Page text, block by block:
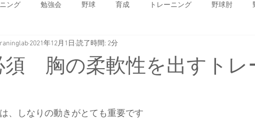
ング 勉強会 野球 育成 トレーニング 野球肘
野球 投球指導 高校野球
須 胸の柔軟性を出すトレ
2021年12月1日 読了時間: 2分
、しなりの動きがとても重要です